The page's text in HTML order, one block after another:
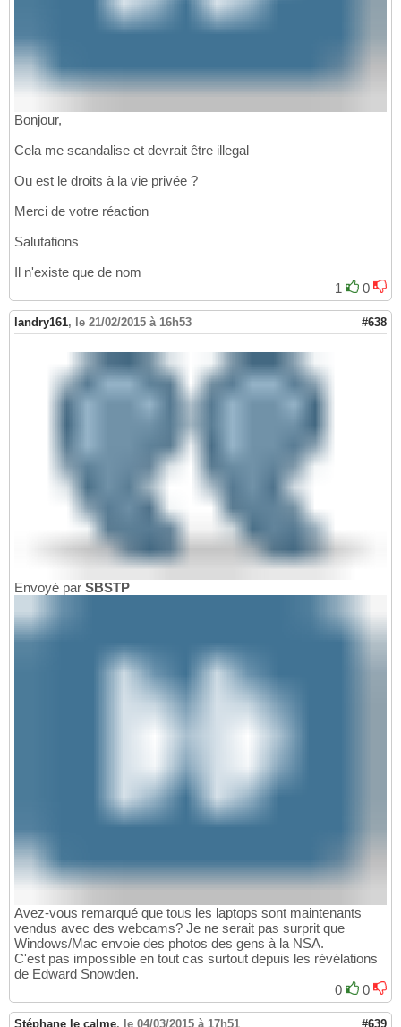
Bonjour,
Cela me scandalise et devrait être illegal
Ou est le droits à la vie privée ?
Merci de votre réaction
Salutations
Il n'existe que de nom
1
0
landry161, le 21/02/2015 à 16h53 #638
Envoyé par SBSTP
Avez-vous remarqué que tous les laptops sont maintenants
vendus avec des webcams? Je ne serait pas surprit que
Windows/Mac envoie des photos des gens à la NSA.
C'est pas impossible en tout cas surtout depuis les révélations
de Edward Snowden.
0
0
Stéphane le calme, le 04/03/2015 à 17h51 #639